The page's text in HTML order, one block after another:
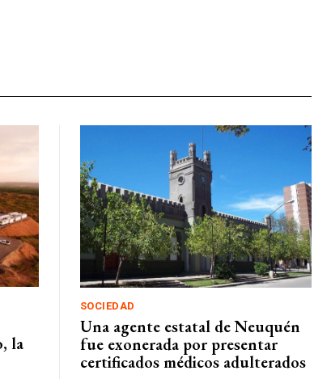
la
SOCIEDAD
Una agente estatal de Neuquén
fue exonerada por presentar
certificados médicos adulterados